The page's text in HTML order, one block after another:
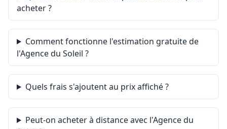
acheter ?
Comment fonctionne l'estimation gratuite de
l'Agence du Soleil ?
Quels frais s'ajoutent au prix affiché ?
Peut-on acheter à distance avec l'Agence du